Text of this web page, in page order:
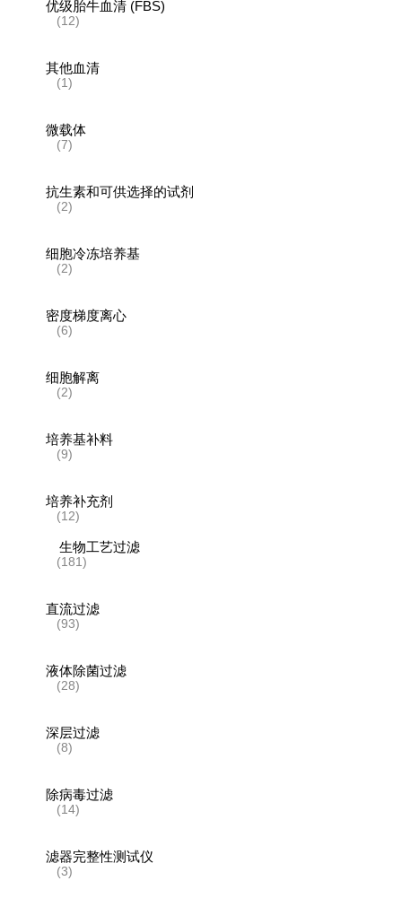
优级胎牛血清 (FBS)
(12)
其他血清
(1)
微载体
(7)
抗生素和可供选择的试剂
(2)
细胞冷冻培养基
(2)
密度梯度离心
(6)
细胞解离
(2)
培养基补料
(9)
培养补充剂
(12)
生物工艺过滤
(181)
直流过滤
(93)
液体除菌过滤
(28)
深层过滤
(8)
除病毒过滤
(14)
滤器完整性测试仪
(3)